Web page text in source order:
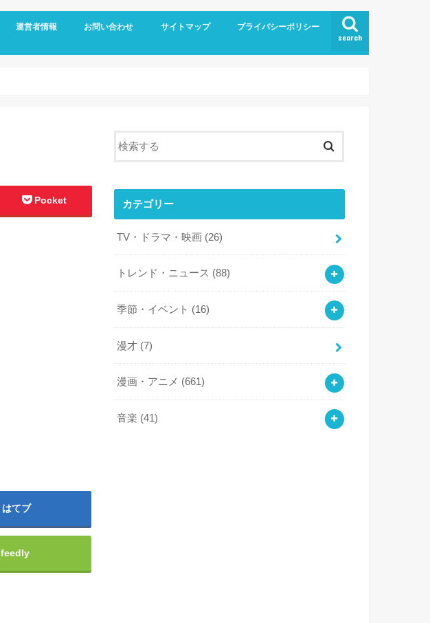
search
運営者情報 お問い合わせ サイトマップ プライバシーポリシー
Pocket
はてブ
feedly
カテゴリー
TV・ドラマ・映画 (26)
トレンド・ニュース (88)
季節・イベント (16)
漫才 (7)
漫画・アニメ (661)
音楽 (41)